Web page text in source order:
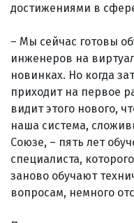
достижениями в
– Мы сейчас готовы
инженеров на
новинках. Но когда
приходит на первое
видит этого нового,
наша система,
Союзе, – пять лет
специалиста,
заново обучают
вопросам, немного